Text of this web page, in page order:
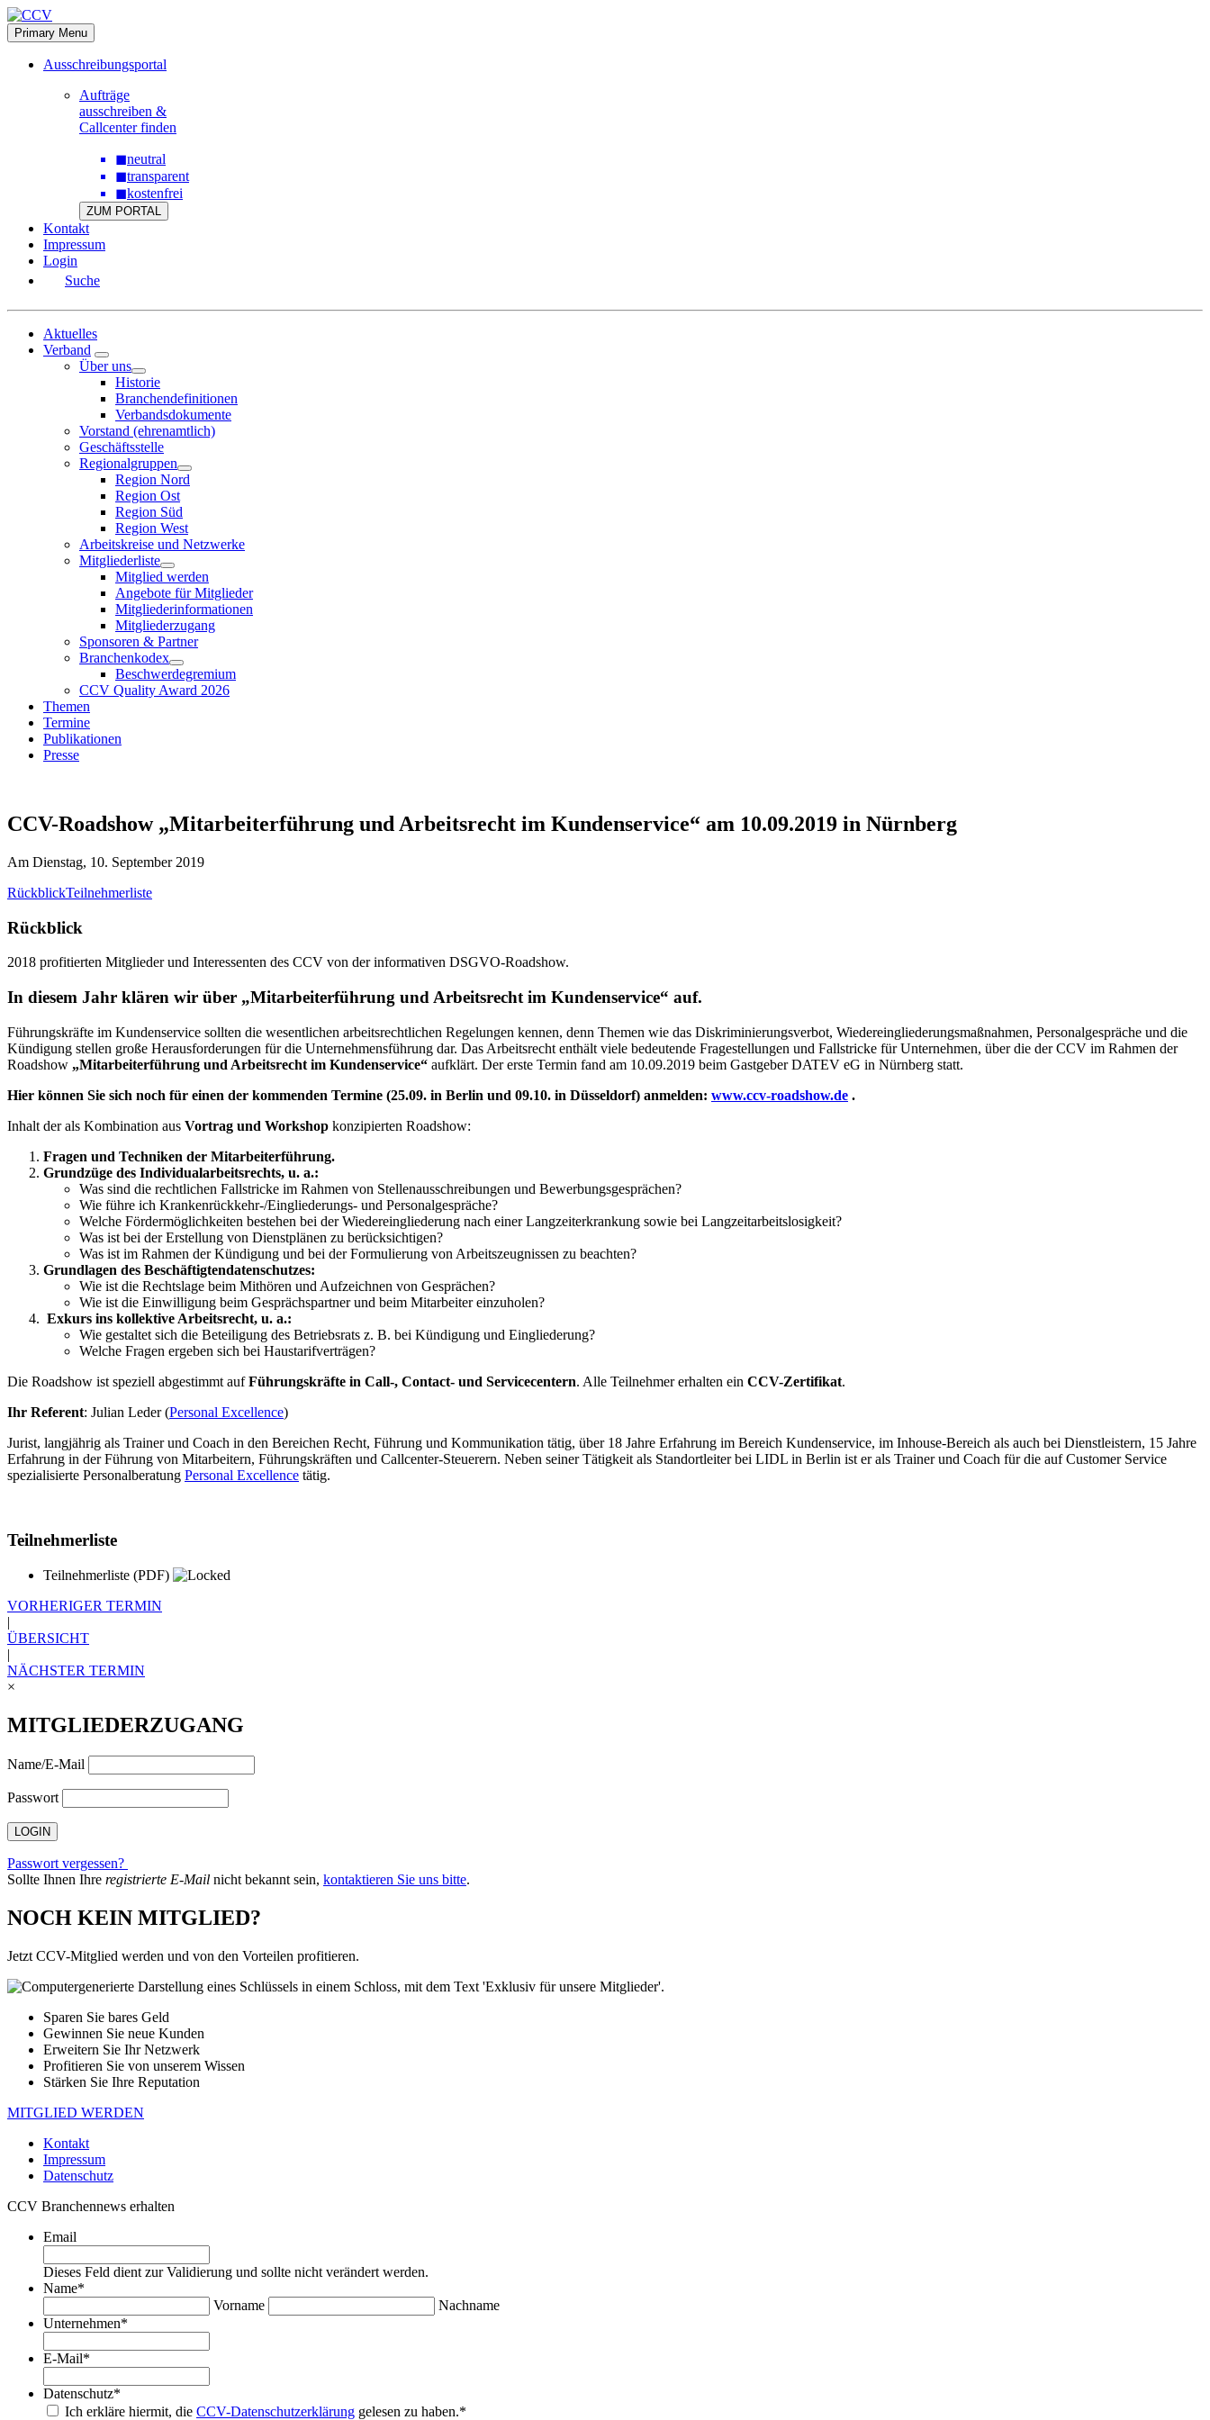
Skip
to
content
Primary Menu
Ausschreibungsportal
Aufträge
ausschreiben &
Callcenter finden
◼neutral
◼transparent
◼kostenfrei
ZUM PORTAL
Kontakt
Impressum
Login
Suche
Aktuelles
Verband
Über uns
Historie
Branchendefinitionen
Verbandsdokumente
Vorstand (ehrenamtlich)
Geschäftsstelle
Regionalgruppen
Region Nord
Region Ost
Region Süd
Region West
Arbeitskreise und Netzwerke
Mitgliederliste
Mitglied werden
Angebote für Mitglieder
Mitgliederinformationen
Mitgliederzugang
Sponsoren & Partner
Branchenkodex
Beschwerdegremium
CCV Quality Award 2026
Themen
Termine
Publikationen
Presse
CCV-Roadshow „Mitarbeiterführung und Arbeitsrecht im Kundenservice“ am 10.09.2019 in Nürnberg
Am Dienstag, 10. September 2019
RückblickTeilnehmerliste
Rückblick
2018 profitierten Mitglieder und Interessenten des CCV von der informativen DSGVO-Roadshow.
In diesem Jahr klären wir über „Mitarbeiterführung und Arbeitsrecht im Kundenservice“ auf.
Führungskräfte im Kundenservice sollten die wesentlichen arbeitsrechtlichen Regelungen kennen, denn Themen wie das Diskriminierungsverbot, Wiedereingliederungsmaßnahmen, Personalgespräche und die
Kündigung stellen große Herausforderungen für die Unternehmensführung dar. Das Arbeitsrecht enthält viele bedeutende Fragestellungen und Fallstricke für Unternehmen, über die der CCV im Rahmen der
Roadshow „Mitarbeiterführung und Arbeitsrecht im Kundenservice“ aufklärt. Der erste Termin fand am 10.09.2019 beim Gastgeber DATEV eG in Nürnberg statt.
Hier können Sie sich noch für einen der kommenden Termine (25.09. in Berlin und 09.10. in Düsseldorf) anmelden: www.ccv-roadshow.de .
Inhalt der als Kombination aus Vortrag und Workshop konzipierten Roadshow:
Fragen und Techniken der Mitarbeiterführung.
Grundzüge des Individualarbeitsrechts, u. a.:
Was sind die rechtlichen Fallstricke im Rahmen von Stellenausschreibungen und Bewerbungsgesprächen?
Wie führe ich Krankenrückkehr-/Eingliederungs- und Personalgespräche?
Welche Fördermöglichkeiten bestehen bei der Wiedereingliederung nach einer Langzeiterkrankung sowie bei Langzeitarbeitslosigkeit?
Was ist bei der Erstellung von Dienstplänen zu berücksichtigen?
Was ist im Rahmen der Kündigung und bei der Formulierung von Arbeitszeugnissen zu beachten?
Grundlagen des Beschäftigtendatenschutzes:
Wie ist die Rechtslage beim Mithören und Aufzeichnen von Gesprächen?
Wie ist die Einwilligung beim Gesprächspartner und beim Mitarbeiter einzuholen?
Exkurs ins kollektive Arbeitsrecht, u. a.:
Wie gestaltet sich die Beteiligung des Betriebsrats z. B. bei Kündigung und Eingliederung?
Welche Fragen ergeben sich bei Haustarifverträgen?
Die Roadshow ist speziell abgestimmt aufFührungskräfte in Call-, Contact- und Servicecentern. Alle Teilnehmer erhalten ein CCV-Zertifikat.
Ihr Referent: Julian Leder (Personal Excellence)
Jurist, langjährig als Trainer und Coach in den Bereichen Recht, Führung und Kommunikation tätig, über 18 Jahre Erfahrung im Bereich Kundenservice, im Inhouse-Bereich als auch bei Dienstleistern, 15 Jahre
Erfahrung in der Führung von Mitarbeitern, Führungskräften und Callcenter-Steuerern. Neben seiner Tätigkeit als Standortleiter bei LIDL in Berlin ist er als Trainer und Coach für die auf Customer Service
spezialisierte Personalberatung Personal Excellence tätig.
Teilnehmerliste
Teilnehmerliste (PDF)
VORHERIGER TERMIN
|
ÜBERSICHT
|
NÄCHSTER TERMIN
×
MITGLIEDERZUGANG
Name/E-Mail
Passwort
Passwort vergessen?
Sollte Ihnen Ihre registrierte E-Mail nicht bekannt sein, kontaktieren Sie uns bitte.
NOCH KEIN MITGLIED?
Jetzt CCV-Mitglied werden und von den Vorteilen profitieren.
Sparen Sie bares Geld
Gewinnen Sie neue Kunden
Erweitern Sie Ihr Netzwerk
Profitieren Sie von unserem Wissen
Stärken Sie Ihre Reputation
MITGLIED WERDEN
Kontakt
Impressum
Datenschutz
CCV Branchennews erhalten
Email
Dieses Feld dient zur Validierung und sollte nicht verändert werden.
Name*
Vorname
Nachname
Unternehmen*
E-Mail*
Datenschutz*
Ich erkläre hiermit, die CCV-Datenschutzerklärung gelesen zu haben.*